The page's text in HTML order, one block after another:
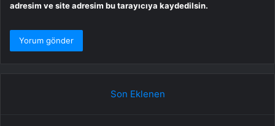
adresim ve site adresim bu tarayıcıya kaydedilsin.
Son Eklenen